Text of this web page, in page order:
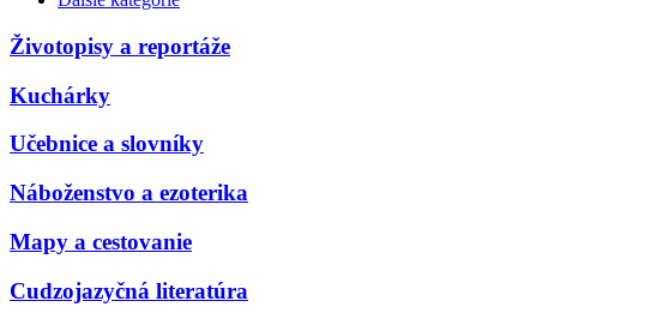
Životopisy a reportáže
Kuchárky
Učebnice a slovníky
Náboženstvo a ezoterika
Mapy a cestovanie
Cudzojazyčná literatúra